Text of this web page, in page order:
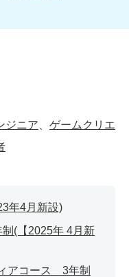
ジニア
ゲームクリエ
年4月新設)
(【2025年 4月新
アコース 3年制